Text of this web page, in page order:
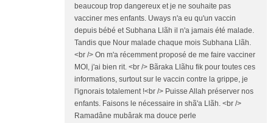
beaucoup trop dangereux et je ne souhaite pas
vacciner mes enfants. Uways n'a eu qu'un vaccin
depuis bébé et Subhana Llãh il n'a jamais été malade.
Tandis que Nour malade chaque mois Subhana Llãh.
<br /> On m'a récemment proposé de me faire vacciner
MOI, j'ai bien rit. <br /> Bãraka Llãhu fik pour toutes ces
informations, surtout sur le vaccin contre la grippe, je
l'ignorais totalement !<br /> Puisse Allah préserver nos
enfants. Faisons le nécessaire in shã'a Llãh. <br />
Ramadâne mubârak ma douce perle